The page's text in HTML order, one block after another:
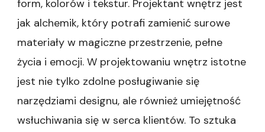
form, kolorów i tekstur. Projektant wnętrz jest
jak alchemik, który potrafi zamienić surowe
materiały w magiczne przestrzenie, pełne
życia i emocji. W projektowaniu wnętrz istotne
jest nie tylko zdolne posługiwanie się
narzędziami designu, ale również umiejętność
wsłuchiwania się w serca klientów. To sztuka